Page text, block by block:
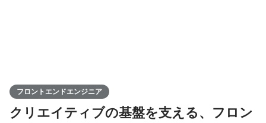
フロントエンドエンジニア
クリエイティブの基盤を支える、フロン